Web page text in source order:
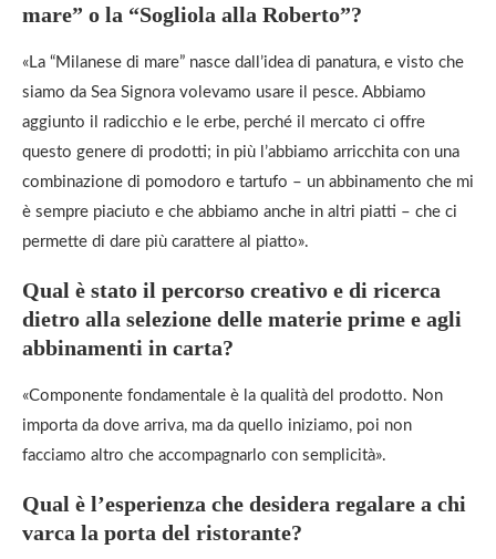
mare” o la “Sogliola alla Roberto”?
«La “Milanese di mare” nasce dall’idea di panatura, e visto che
siamo da Sea Signora volevamo usare il pesce. Abbiamo
aggiunto il radicchio e le erbe, perché il mercato ci offre
questo genere di prodotti; in più l’abbiamo arricchita con una
combinazione di pomodoro e tartufo – un abbinamento che mi
è sempre piaciuto e che abbiamo anche in altri piatti – che ci
permette di dare più carattere al piatto».
Qual è stato il percorso creativo e di ricerca
dietro alla selezione delle materie prime e agli
abbinamenti in carta?
«Componente fondamentale è la qualità del prodotto. Non
importa da dove arriva, ma da quello iniziamo, poi non
facciamo altro che accompagnarlo con semplicità».
Qual è l’esperienza che desidera regalare a chi
varca la porta del ristorante?